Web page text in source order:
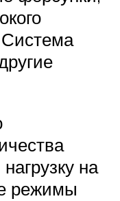
на
режимы